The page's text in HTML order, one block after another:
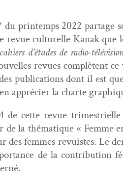
print­emps 2022 partage
revue cul­turelle Kanak que
d’études de radio-
revues com­plè­tent
pub­li­ca­tions dont il est
appréci­er la charte
de cette revue
de la thé­ma­tique « Femme
des femmes revuistes. Le
de la